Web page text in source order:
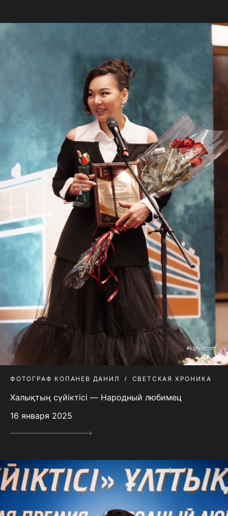
ФОТОГРАФ КОПАНЕВ ДАНИЛ СВЕТСКАЯ ХРОНИКА
Халықтың сүйіктісі — Народный любимец
16 января 2025